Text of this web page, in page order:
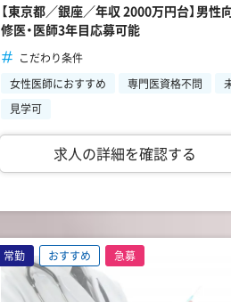
【東京都／銀座／年収 2000万円台】男
修医・医師3年目応募可能
こだわり条件
女性医師におすすめ
専門医資格不問
見学可
求人の詳細を確認する
常勤 おすすめ
急募